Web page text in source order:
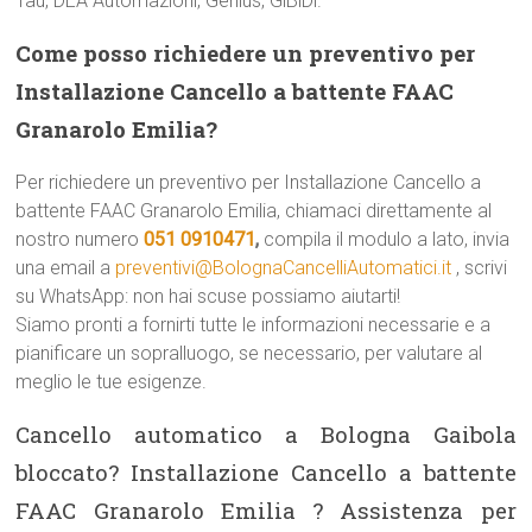
Come posso richiedere un preventivo per
Installazione Cancello a battente FAAC
Granarolo Emilia?
Per richiedere un preventivo per Installazione Cancello a
battente FAAC Granarolo Emilia, chiamaci direttamente al
nostro numero051 0910471, compila il modulo a lato, invia
una email a preventivi@BolognaCancelliAutomatici.it , scrivi
su WhatsApp: non hai scuse possiamo aiutarti!
Siamo pronti a fornirti tutte le informazioni necessarie e a
pianificare un sopralluogo, se necessario, per valutare al
meglio le tue esigenze.
Cancello automatico a Bologna Gaibola
bloccato? Installazione Cancello a battente
FAAC Granarolo Emilia ? Assistenza per